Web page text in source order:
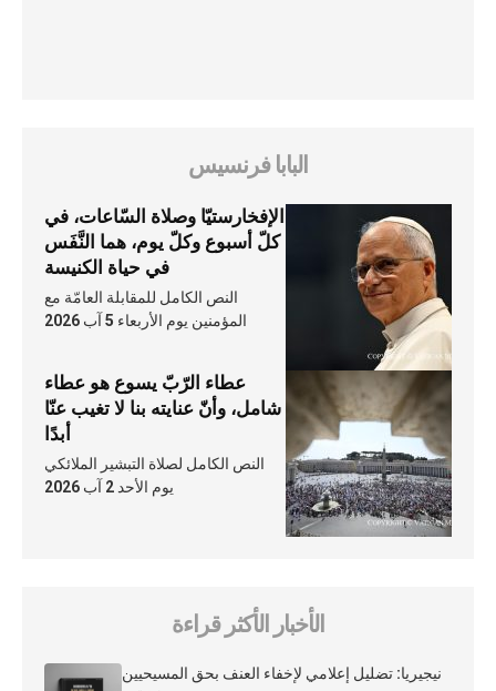
البابا فرنسيس
الإفخارستيّا وصلاة السّاعات، في
كلّ أسبوع وكلّ يوم، هما النَّفَس
في حياة الكنيسة
النص الكامل للمقابلة العامّة مع
المؤمنين يوم الأربعاء 5 آب 2026
عطاء الرّبّ يسوع هو عطاء
شامل، وأنّ عنايته بنا لا تغيب عنّا
أبدًا
النص الكامل لصلاة التبشير الملائكي
يوم الأحد 2 آب 2026
الأخبار الأكثر قراءة
نيجيريا: تضليل إعلامي لإخفاء العنف بحق المسيحيين